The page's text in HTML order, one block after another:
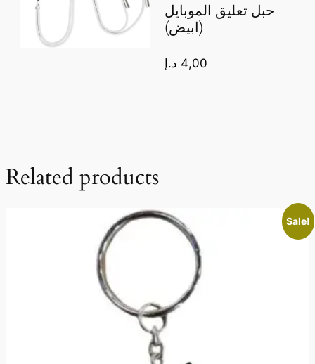
حبل تعليق الموبايل
(ابيض)
4,00 د.إ
Related products
Sale!